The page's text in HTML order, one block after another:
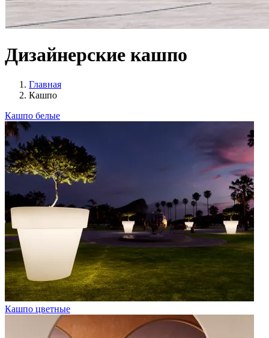
Дизайнерские кашпо
Главная
Кашпо
Кашпо белые
Кашпо цветные